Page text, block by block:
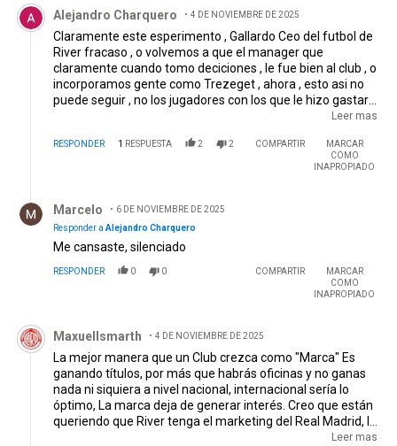
Alejandro Charquero 4 DE NOVIEMBRE DE 2025
Claramente este esperimento , Gallardo Ceo del futbol de
River fracaso , o volvemos a que el manager que
claramente cuando tomo deciciones , le fue bien al club , o
incorporamos gente como Trezeget , ahora , esto asi no
puede seguir , no los jugadores con los que le hizo gastar
millones al club pone , o peor los trajo por rendian en una
Castano , y ojo con Salas
Leer mas
RESPONDER 1 RESPUESTA 2 2 COMPARTIR
MARCAR
COMO
INAPROPIADO
Marcelo
6 DE NOVIEMBRE DE 2025
Responder a Alejandro Charquero
Me cansaste, silenciado
RESPONDER 0 0 COMPARTIR
MARCAR
COMO
INAPROPIADO
Comentario de Maxuellsmarth.
Maxuellsmarth 4 DE NOVIEMBRE DE 2025
La mejor manera que un Club crezca como "Marca" Es
ganando títulos, por más que habrás oficinas y no ganas
nada ni siquiera a nivel nacional, internacional sería lo
óptimo, La marca deja de generar interés. Creo que están
queriendo que River tenga el marketing del Real Madrid, la
diferencia es que ellos cada dos por tres ganan unaLeer mas